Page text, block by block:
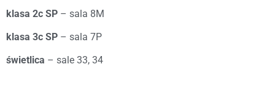
klasa 2c SP – sala 8M
klasa 3c SP – sala 7P
świetlica – sale 33, 34